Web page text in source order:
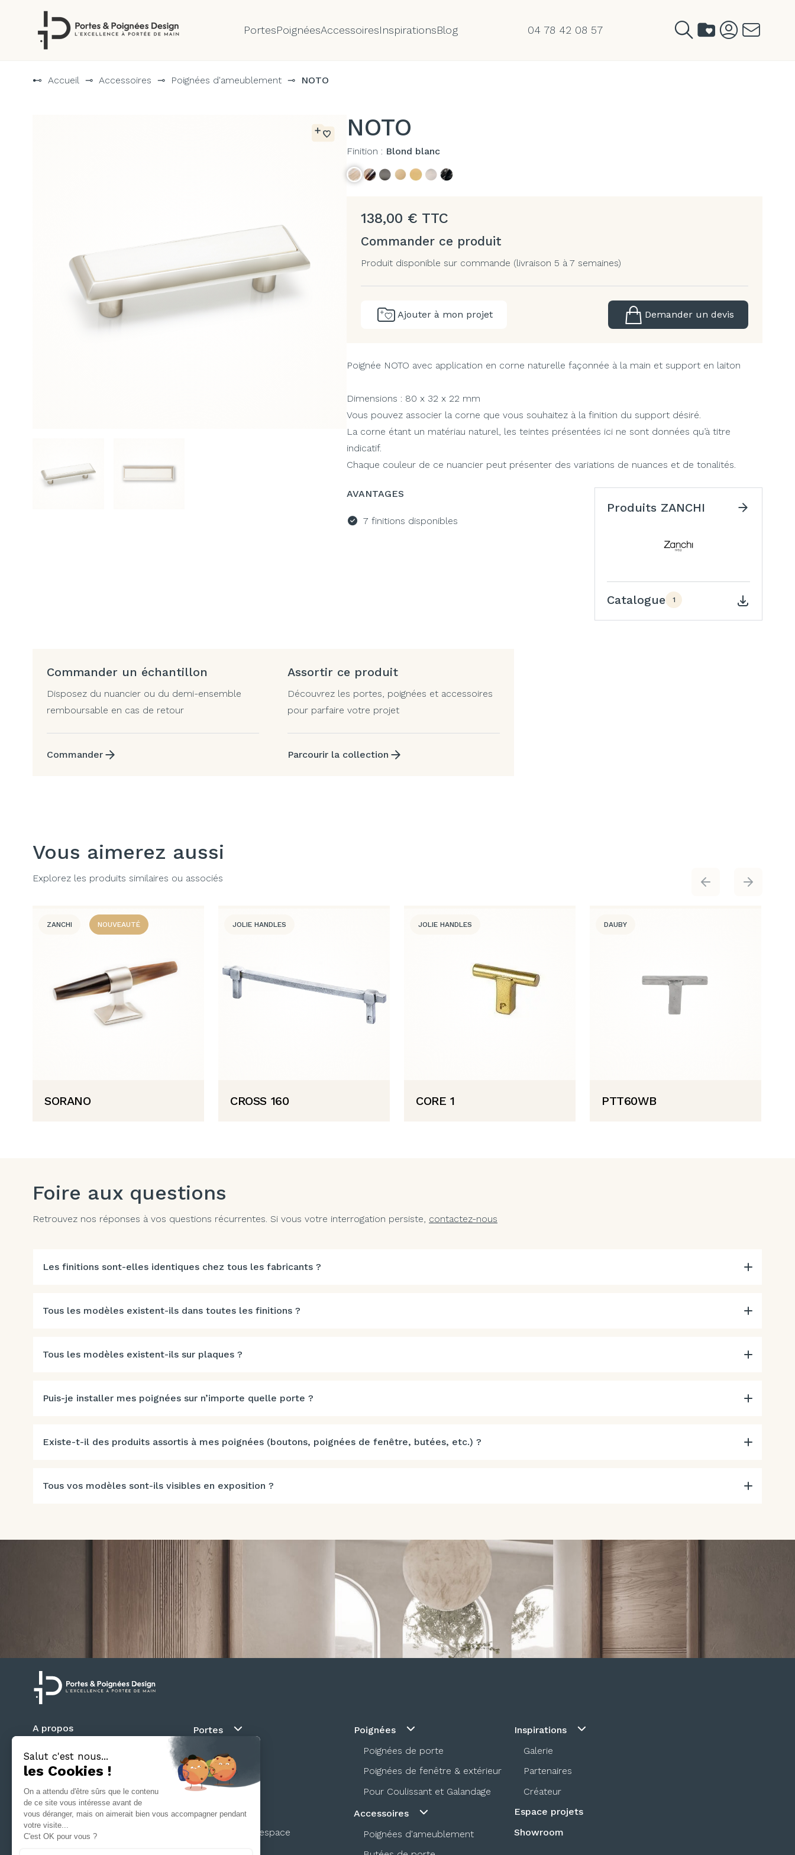
PortesPoignéesAccessoiresInspirationsBlog 04 78 42 08 57
⊷ Accueil ⊸ Accessoires ⊸ Poignées d'ameublement ⊸ NOTO
NOTO
Finition : Blond blanc
138,00 € TTC
Commander ce produit
Produit disponible sur commande (livraison 5 à 7 semaines)
Ajouter à mon projet Demander un devis
Poignée NOTO avec application en corne naturelle façonnée à la main et support en laiton
Dimensions : 80 x 32 x 22 mm
Vous pouvez associer la corne que vous souhaitez à la finition du support désiré.
La corne étant un matériau naturel, les teintes présentées ici ne sont données qu’à titre
indicatif.
Chaque couleur de ce nuancier peut présenter des variations de nuances et de tonalités.
AVANTAGES
7 finitions disponibles
Produits ZANCHI
Catalogue 1
Commander un échantillon
Disposez du nuancier ou du demi-ensemble
remboursable en cas de retour
Commander
Assortir ce produit
Découvrez les portes, poignées et accessoires
pour parfaire votre projet
Parcourir la collection
Vous aimerez aussi
Explorez les produits similaires ou associés
ZANCHI NOUVEAUTÉ
SORANO
JOLIE HANDLES
CROSS 160
JOLIE HANDLES
CORE 1
DAUBY
PTT60WB
Foire aux questions
Retrouvez nos réponses à vos questions récurrentes. Si vous votre interrogation persiste, contactez-nous
Les finitions sont-elles identiques chez tous les fabricants ?
Tous les modèles existent-ils dans toutes les finitions ?
Tous les modèles existent-ils sur plaques ?
Puis-je installer mes poignées sur n’importe quelle porte ?
Existe-t-il des produits assortis à mes poignées (boutons, poignées de fenêtre, butées, etc.) ?
Tous vos modèles sont-ils visibles en exposition ?
Portes
Battante
Coulissante
Galandage
Séparation d’espace
Poignées
Poignées de porte
Poignées de fenêtre & extérieur
Pour Coulissant et Galandage
Accessoires
Poignées d'ameublement
Inspirations
Galerie
Partenaires
Créateur
Espace projets
Showroom
A propos
Contact
Suivez nous